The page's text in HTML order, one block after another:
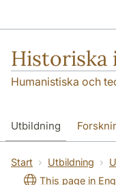
Humanistiska och
Utbildning
Om institutionen
Start Utbildning
This page in